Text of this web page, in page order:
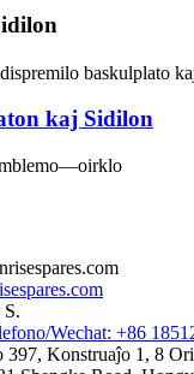
kaj Sidilon
Wechat: +86
397, Konstruaĵo 1, 8